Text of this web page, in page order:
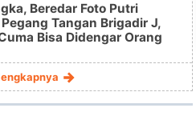
Beredar Foto Putri
Tangan Brigadir J,
Bisa Didengar Orang